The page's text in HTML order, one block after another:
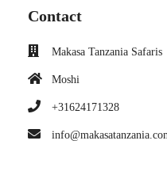
Contact
Makasa Tanzania Safaris
Moshi
+31624171328